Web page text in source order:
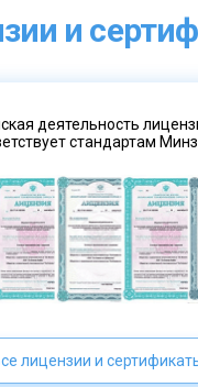
и
деятельность
стандартам
лицензии и